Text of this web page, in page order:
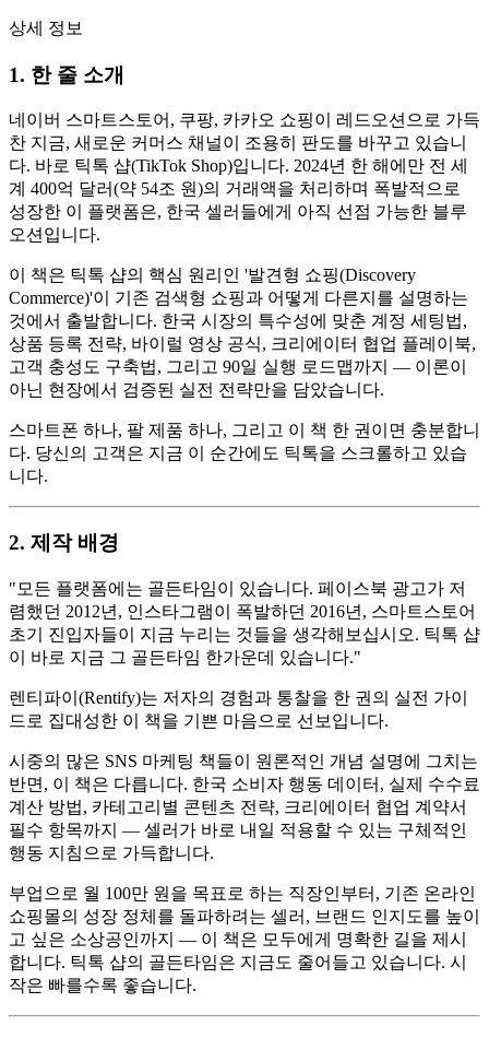
상세 정보
1. 한 줄 소개
네이버 스마트스토어, 쿠팡, 카카오 쇼핑이 레드오션으로 가득
찬 지금, 새로운 커머스 채널이 조용히 판도를 바꾸고 있습니
다. 바로 틱톡 샵(TikTok Shop)입니다. 2024년 한 해에만 전 세
계 400억 달러(약 54조 원)의 거래액을 처리하며 폭발적으로
성장한 이 플랫폼은, 한국 셀러들에게 아직 선점 가능한 블루
오션입니다.
이 책은 틱톡 샵의 핵심 원리인 '발견형 쇼핑(Discovery
Commerce)'이 기존 검색형 쇼핑과 어떻게 다른지를 설명하는
것에서 출발합니다. 한국 시장의 특수성에 맞춘 계정 세팅법,
상품 등록 전략, 바이럴 영상 공식, 크리에이터 협업 플레이북,
고객 충성도 구축법, 그리고 90일 실행 로드맵까지 — 이론이
아닌 현장에서 검증된 실전 전략만을 담았습니다.
스마트폰 하나, 팔 제품 하나, 그리고 이 책 한 권이면 충분합니
다. 당신의 고객은 지금 이 순간에도 틱톡을 스크롤하고 있습
니다.
2. 제작 배경
"모든 플랫폼에는 골든타임이 있습니다. 페이스북 광고가 저
렴했던 2012년, 인스타그램이 폭발하던 2016년, 스마트스토어
초기 진입자들이 지금 누리는 것들을 생각해보십시오. 틱톡 샵
이 바로 지금 그 골든타임 한가운데 있습니다."
렌티파이(Rentify)는 저자의 경험과 통찰을 한 권의 실전 가이
드로 집대성한 이 책을 기쁜 마음으로 선보입니다.
시중의 많은 SNS 마케팅 책들이 원론적인 개념 설명에 그치는
반면, 이 책은 다릅니다. 한국 소비자 행동 데이터, 실제 수수료
계산 방법, 카테고리별 콘텐츠 전략, 크리에이터 협업 계약서
필수 항목까지 — 셀러가 바로 내일 적용할 수 있는 구체적인
행동 지침으로 가득합니다.
부업으로 월 100만 원을 목표로 하는 직장인부터, 기존 온라인
쇼핑몰의 성장 정체를 돌파하려는 셀러, 브랜드 인지도를 높이
고 싶은 소상공인까지 — 이 책은 모두에게 명확한 길을 제시
합니다. 틱톡 샵의 골든타임은 지금도 줄어들고 있습니다. 시
작은 빠를수록 좋습니다.